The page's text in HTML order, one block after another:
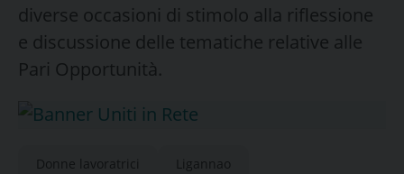
diverse occasioni di stimolo alla riflessione
e discussione delle tematiche relative alle
Pari Opportunità.
Donne lavoratrici Ligannao